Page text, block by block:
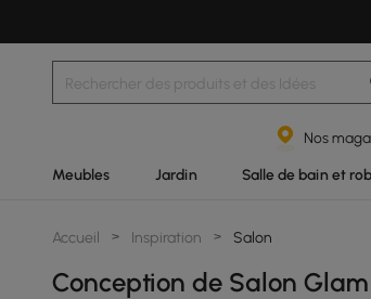
Nos
Meubles Jardin Salle de bain et
Accueil > Inspiration > Salon
Conception de Salon